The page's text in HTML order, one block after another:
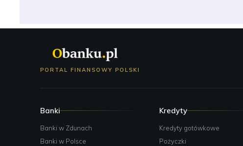
PORTAL FINANSOWY POLSKI
Banki
Banki w Zdunach
Banki w Polsce
Kredyty
Kredyty gotówkowe
Pożyczki